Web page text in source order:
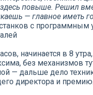
здесь повыше. Решил
— главное иметь
с программным
начинается в 8
без механизмов
— дальше дело
директора и премию.